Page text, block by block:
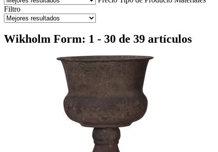
Filtro
Wikholm Form: 1 - 30 de 39 artículos